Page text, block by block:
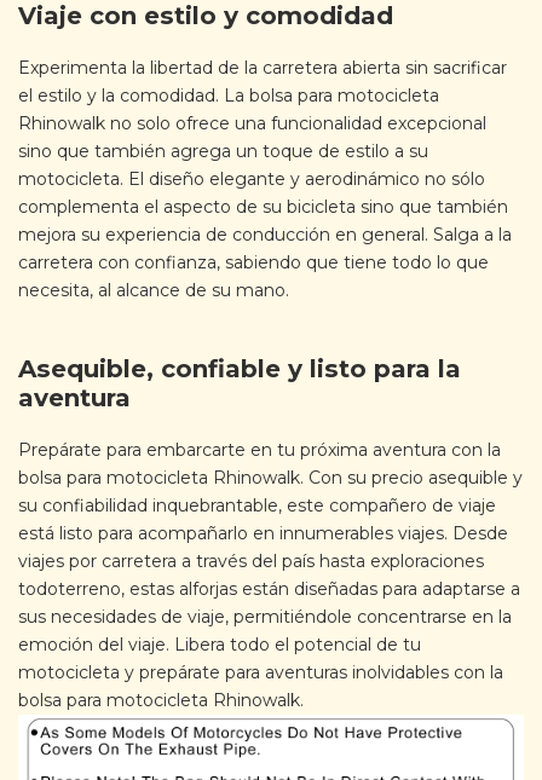
Viaje con estilo y comodidad
Experimenta la libertad de la carretera abierta sin sacrificar
el estilo y la comodidad. La bolsa para motocicleta
Rhinowalk no solo ofrece una funcionalidad excepcional
sino que también agrega un toque de estilo a su
motocicleta. El diseño elegante y aerodinámico no sólo
complementa el aspecto de su bicicleta sino que también
mejora su experiencia de conducción en general. Salga a la
carretera con confianza, sabiendo que tiene todo lo que
necesita, al alcance de su mano.
Asequible, confiable y listo para la
aventura
Prepárate para embarcarte en tu próxima aventura con la
bolsa para motocicleta Rhinowalk. Con su precio asequible y
su confiabilidad inquebrantable, este compañero de viaje
está listo para acompañarlo en innumerables viajes. Desde
viajes por carretera a través del país hasta exploraciones
todoterreno, estas alforjas están diseñadas para adaptarse a
sus necesidades de viaje, permitiéndole concentrarse en la
emoción del viaje. Libera todo el potencial de tu
motocicleta y prepárate para aventuras inolvidables con la
bolsa para motocicleta Rhinowalk.